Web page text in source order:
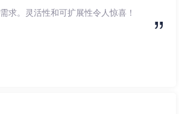
求。灵活性和可扩展性令人惊喜！